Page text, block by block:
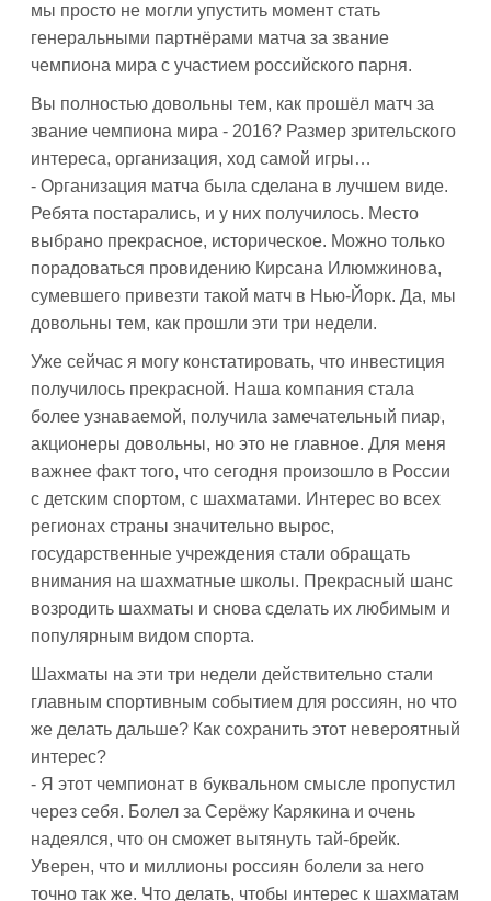
мы просто не могли упустить момент стать
генеральными партнёрами матча за звание
чемпиона мира с участием российского парня.
Вы полностью довольны тем, как прошёл матч за
звание чемпиона мира - 2016? Размер зрительского
интереса, организация, ход самой игры…
- Организация матча была сделана в лучшем виде.
Ребята постарались, и у них получилось. Место
выбрано прекрасное, историческое. Можно только
порадоваться провидению Кирсана Илюмжинова,
сумевшего привезти такой матч в Нью-Йорк. Да, мы
довольны тем, как прошли эти три недели.
Уже сейчас я могу констатировать, что инвестиция
получилось прекрасной. Наша компания стала
более узнаваемой, получила замечательный пиар,
акционеры довольны, но это не главное. Для меня
важнее факт того, что сегодня произошло в России
с детским спортом, с шахматами. Интерес во всех
регионах страны значительно вырос,
государственные учреждения стали обращать
внимания на шахматные школы. Прекрасный шанс
возродить шахматы и снова сделать их любимым и
популярным видом спорта.
Шахматы на эти три недели действительно стали
главным спортивным событием для россиян, но что
же делать дальше? Как сохранить этот невероятный
интерес?
- Я этот чемпионат в буквальном смысле пропустил
через себя. Болел за Серёжу Карякина и очень
надеялся, что он сможет вытянуть тай-брейк.
Уверен, что и миллионы россиян болели за него
точно так же. Что делать, чтобы интерес к шахматам